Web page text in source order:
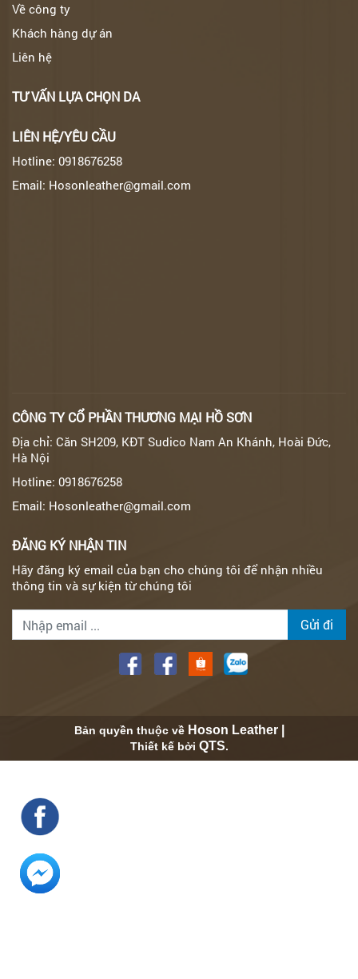
Về công ty
Khách hàng dự án
Liên hệ
TƯ VẤN LỰA CHỌN DA
LIÊN HỆ/YÊU CẦU
Hotline: 0918676258
Email: Hosonleather@gmail.com
CÔNG TY CỔ PHẦN THƯƠNG MẠI HỒ SƠN
Địa chỉ: Căn SH209, KĐT Sudico Nam An Khánh, Hoài Đức,
Hà Nội
Hotline: 0918676258
Email: Hosonleather@gmail.com
ĐĂNG KÝ NHẬN TIN
Hãy đăng ký email của bạn cho chúng tôi để nhận nhiều
thông tin và sự kiện từ chúng tôi
Gửi đi
Bản quyền thuộc về Hoson Leather |
Thiết kế bởi QTS.